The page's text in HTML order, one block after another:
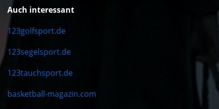
Auch interessant
123golfsport.de
123segelsport.de
123tauchsport.de
basketball-magazin.com